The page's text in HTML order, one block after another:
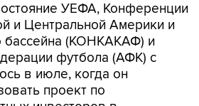
УЕФА, Конференции
и Центральной Америки и
бассейна (КОНКАКАФ) и
футбола (АФК) с
в июле, когда он
проект по